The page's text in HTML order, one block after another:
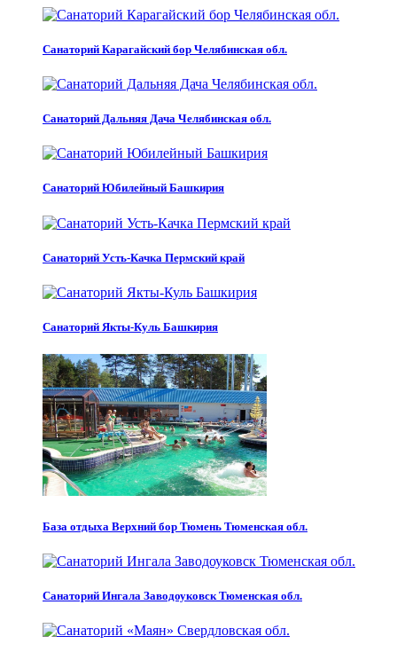
Санаторий Карагайский бор Челябинская обл.
Санаторий Дальняя Дача Челябинская обл.
Санаторий Юбилейный Башкирия
Санаторий Усть-Качка Пермский край
Санаторий Якты-Куль Башкирия
База отдыха Верхний бор Тюмень Тюменская обл.
Санаторий Ингала Заводоуковск Тюменская обл.